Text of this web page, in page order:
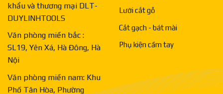
khẩu và thương mại DLT-
DUYLINHTOOLS
Văn phòng miền bắc :
SL19, Yên Xá, Hà Đông, Hà
Nội
Văn phòng miền nam: Khu
Phố Tân Hòa, Phường
Lưỡi cắt gỗ
Cắt gạch - bát mài
Phụ kiện cầm tay